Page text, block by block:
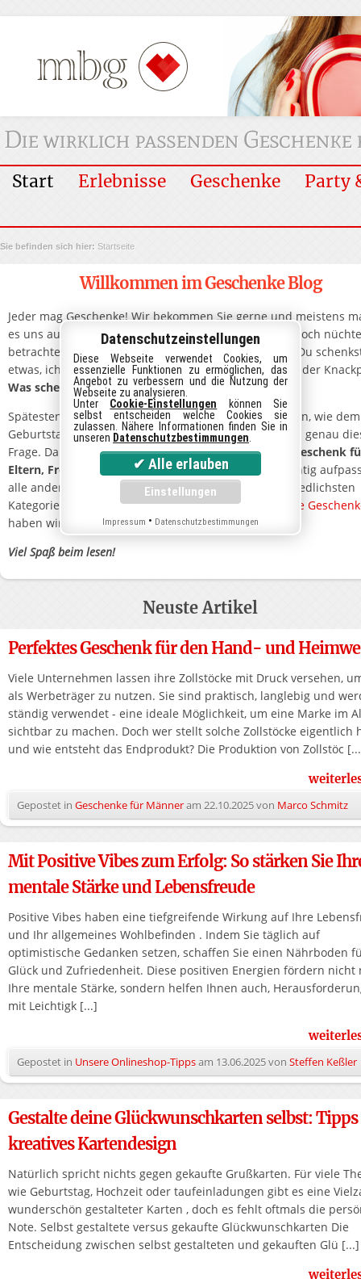
Die wirklich passenden
Hauptmen�
Start Erlebnisse Geschenke Party
Sie befinden sich hier: Startseite
Willkommen im Geschenke Blog
Jeder mag Geschenke! Wir bekommen Sie gerne und meistens
es uns auch freude selber welche zu verschenken, jedoch
betrachtet sind
Geschenke
eine soziale Konvention. "Du
etwas, ich schenke dir etwas zurück." - Doch hier liegt der
Was schenke ich wem?
Spätestens zu den nichtumgänglichen Geschenketagen, wie dem
Geburtstag oderWeihnachtenfragen sich die meisten genau
Frage. Dabei kann es ganz leicht sein, das passende
Geschenk
Eltern, Freunde oder Kinderzu finden, wenn man richtig
alle anderen ist dieser Blog gedacht: In den unterschiedlichsten
Kategorien, wie etwa Selbstgemachtes oder
besondere
haben wir Geschenkideen gesammelt.
Viel Spaß beim lesen!
Neuste Artikel
Perfektes Geschenk für den Hand- und
Viele Unternehmen lassen ihre Zollstöcke mit Druck versehen,
als Werbeträger zu nutzen. Sie sind praktisch, langlebig und
ständig verwendet - eine ideale Möglichkeit, um eine Marke im
sichtbar zu machen. Doch wer stellt solche Zollstöcke eigentlich
und wie entsteht das Endprodukt? Die Produktion von Zollstöc
Gepostet in Geschenke für Männeram 22.10.2025von Marco Schmitz
Mit Positive Vibes zum Erfolg: So stärken Sie
mentale Stärke und Lebensfreude
Positive Vibes haben eine tiefgreifende Wirkung auf Ihre
und Ihr allgemeines Wohlbefinden . Indem Sie täglich auf
optimistische Gedanken setzen, schaffen Sie einen Nährboden
Glück und Zufriedenheit. Diese positiven Energien fördern nicht
Ihre mentale Stärke, sondern helfen Ihnen auch,
mit Leichtigk [...]
Gepostet in Unsere Onlineshop-Tippsam 13.06.2025von Steffen Keßler
Gestalte deine Glückwunschkarten selbst:
kreatives Kartendesign
Natürlich spricht nichts gegen gekaufte Grußkarten. Für viele
wie Geburtstag, Hochzeit oder taufeinladungen gibt es eine
wunderschön gestalteter Karten , doch es fehlt oftmals die
Note. Selbst gestaltete versus gekaufte Glückwunschkarten Die
Entscheidung zwischen selbst gestalteten und gekauften Glü [...]
Datenschutzeinstellungen
Diese Webseite verwendet Cookies, um
essenzielle Funktionen zu ermöglichen, das
Angebot zu verbessern und die Nutzung der
Webseite zu analysieren.
Unter Cookie-Einstellungen können Sie
selbst entscheiden welche Cookies sie
zulassen. Nähere Informationen finden Sie in
unseren Datenschutzbestimmungen
Impressum • Datenschutzbestimmungen